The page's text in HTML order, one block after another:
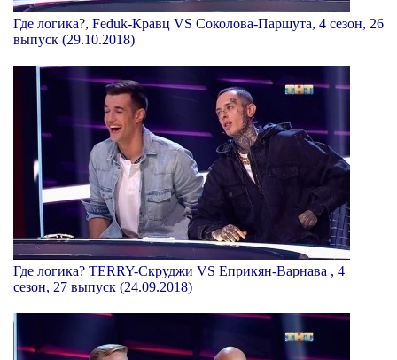
Где логика?, Feduk-Кравц VS Соколова-Паршута, 4 сезон, 26
выпуск (29.10.2018)
Где логика? TERRY-Скруджи VS Еприкян-Варнава , 4
сезон, 27 выпуск (24.09.2018)